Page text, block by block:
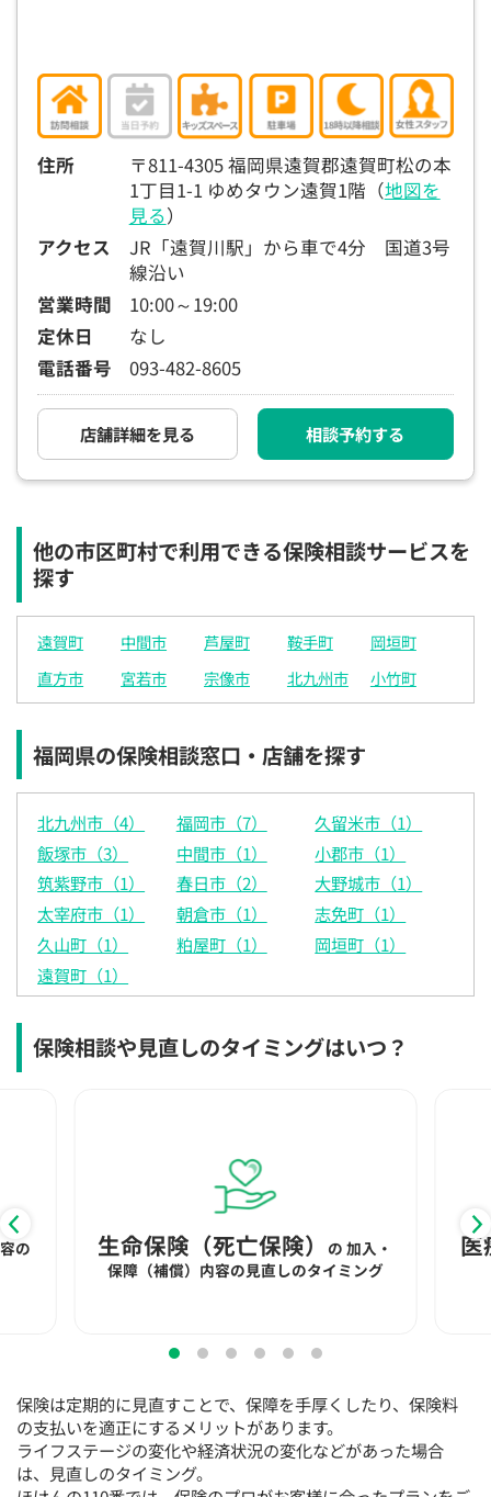
住所
〒811-4305 福岡県遠賀郡遠賀町松の本
1丁目1-1 ゆめタウン遠賀1階（地図を
見る）
アクセス
JR「遠賀川駅」から車で4分 国道3号
線沿い
営業時間
10:00～19:00
定休日
なし
電話番号
093-482-8605
店舗詳細を見る 相談予約する
他の市区町村で利用できる保険相談サービスを
探す
遠賀町 中間市 芦屋町 鞍手町
岡垣町
直方市
宮若市 宗像市 北九州市 小竹町
福岡県の保険相談窓口・店舗を探す
北九州市（4） 福岡市（7）
久留米市（1）
飯塚市（3）
中間市（1）
小郡市（1）
筑紫野市（1）
春日市（2）
大野城市（1）
太宰府市（1）
朝倉市（1）
志免町（1）
久山町（1）
粕屋町（1）
岡垣町（1）
遠賀町（1）
保険相談や見直しのタイミングはいつ？
生命保険（死亡保険） の 加入・
保障（補償）内容の見直しのタイミング
医
の
保険は定期的に見直すことで、保障を手厚くしたり、保険料
の支払いを適正にするメリットがあります。
ライフステージの変化や経済状況の変化などがあった場合
は、見直しのタイミング。